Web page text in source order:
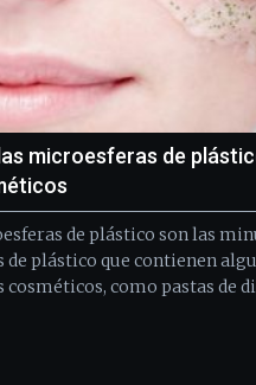
microesferas de
de plástico son las
plástico que contienen
cosméticos, como pastas de